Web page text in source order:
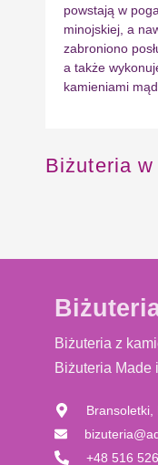
powstają w
minojskiej, a
zabroniono
a także
kamieniami
Biżuteria
Biżuteria z
Biżuteria Made
Bransoletki,
+48 516